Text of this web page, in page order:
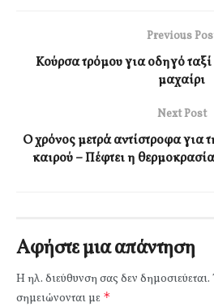
Previous
Κούρσα τρόμου για οδηγό
μαχαίρι
Next Post
Ο χρόνος μετρά αντίστροφα για
καιρού – Πέφτει η
Αφήστε μια απάντηση
Η ηλ. διεύθυνση σας δεν δημοσιεύεται.
σημειώνονται με *